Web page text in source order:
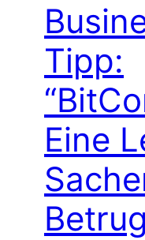
Tipp:
Eine
Betrug